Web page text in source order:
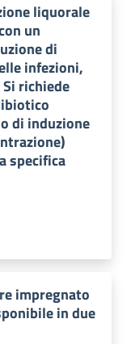
liquorale
un
di
infezioni,
richiede
di induzione
specifica
impregnato
in due